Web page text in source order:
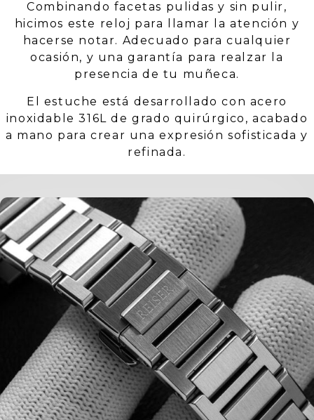
Combinando facetas pulidas y sin pulir,
hicimos este reloj para llamar la atención y
hacerse notar. Adecuado para cualquier
ocasión, y una garantía para realzar la
presencia de tu muñeca.
El estuche está desarrollado con acero
inoxidable 316L de grado quirúrgico, acabado
a mano para crear una expresión sofisticada y
refinada.